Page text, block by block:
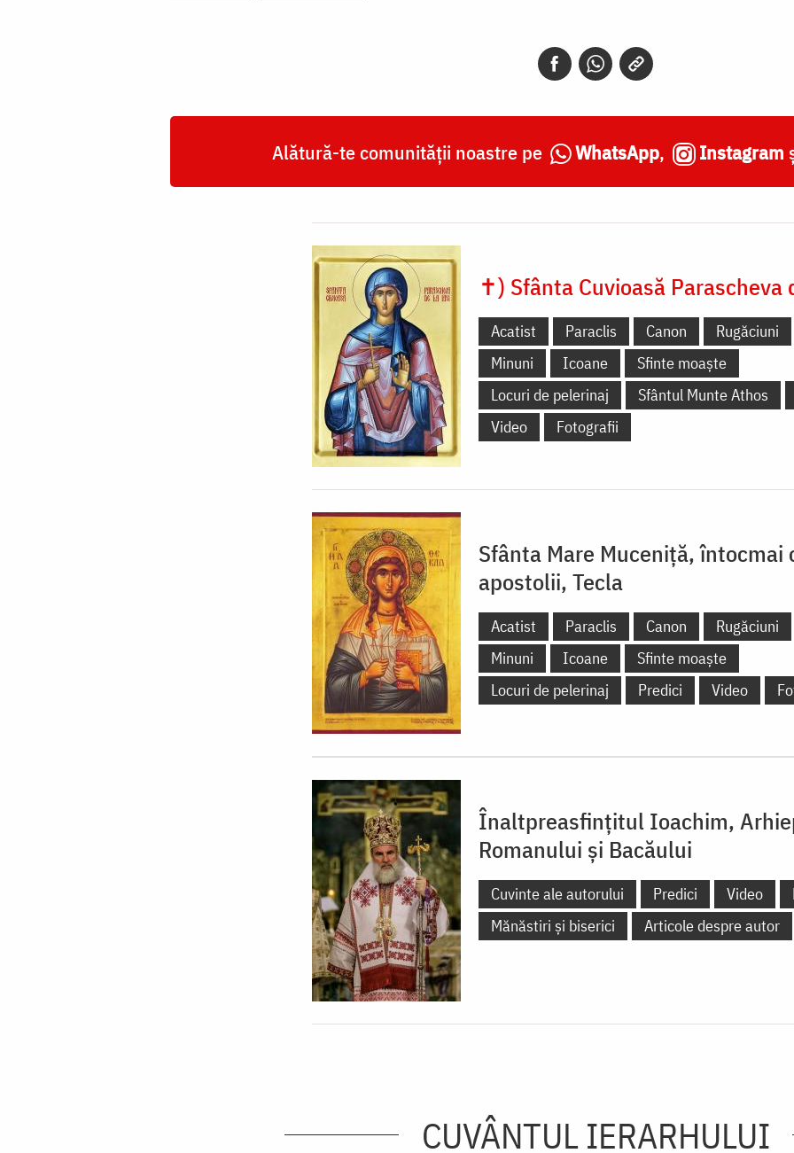
Alătură-te comunității noastre pe WhatsApp, Instagram
✝) Sfânta Cuvioasă Parascheva
Acatist Paraclis Canon Rugăciuni
Minuni
Icoane
Sfinte moaște
Locuri de pelerinaj
Sfântul Munte Athos
Video
Fotografii
Sfânta Mare Muceniță, întocmai
apostolii, Tecla
Acatist Paraclis Canon Rugăciuni
Minuni
Icoane
Sfinte moaște
Locuri de pelerinaj
Predici Video
Înaltpreasfințitul Ioachim,
Romanului și Bacăului
Cuvinte ale autorului Predici Video
Mănăstiri și biserici
Articole despre autor
CUVÂNTUL IERARHULUI